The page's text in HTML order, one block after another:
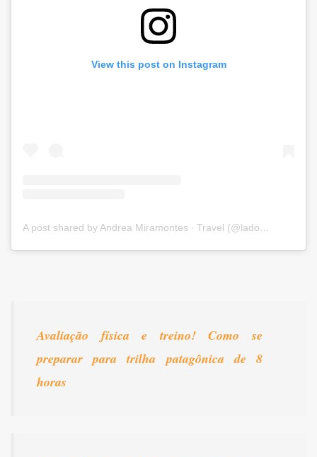
View this post on Instagram
A post shared by Andrea Miramontes ∙ Travel (@ladobviagem)
Avaliação física e treino! Como se
preparar para trilha patagônica de 8
horas